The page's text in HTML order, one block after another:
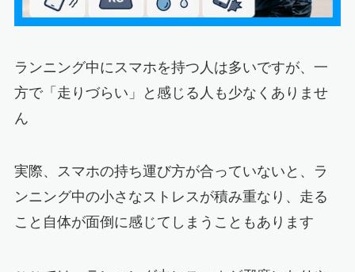
ランニング中にスマホを持つ人は多いですが、一
方で「走りづらい」と感じる人も少なくありませ
ん
実際、スマホの持ち運び方が合っていないと、ラ
ンニング中の小さなストレスが積み重なり、走る
こと自体が面倒に感じてしまうこともあります